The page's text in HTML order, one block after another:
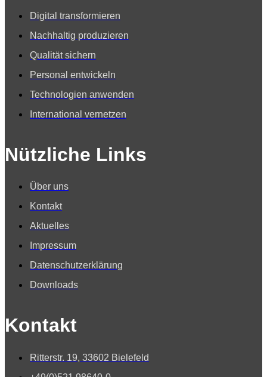
Digital transformieren
Nachhaltig produzieren
Qualität sichern
Personal entwickeln
Technologien anwenden
International vernetzen
Nützliche Links
Über uns
Kontakt
Aktuelles
Impressum
Datenschutzerklärung
Downloads
Kontakt
Ritterstr. 19, 33602 Bielefeld